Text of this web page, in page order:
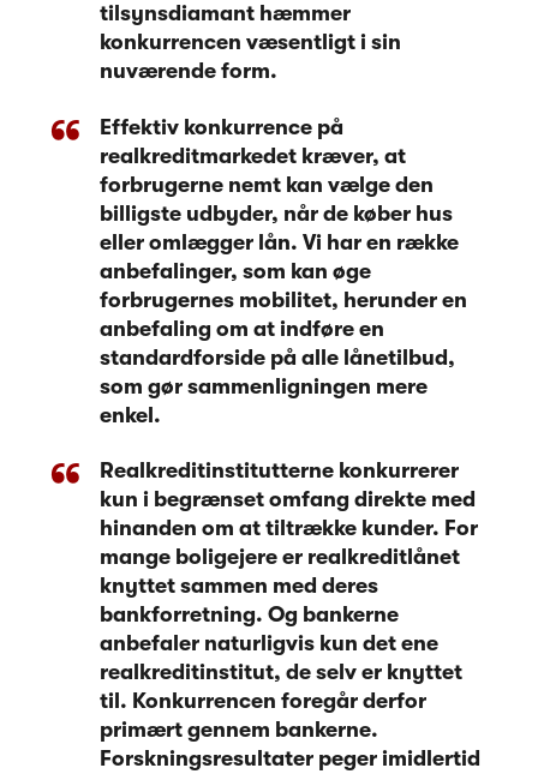
tilsynsdiamant hæmmer
konkurrencen væsentligt i sin
nuværende form.
Effektiv konkurrence på
realkreditmarkedet kræver, at
forbrugerne nemt kan vælge den
billigste udbyder, når de køber hus
eller omlægger lån. Vi har en række
anbefalinger, som kan øge
forbrugernes mobilitet, herunder en
anbefaling om at indføre en
standardforside på alle lånetilbud,
som gør sammenligningen mere
enkel.
Realkreditinstitutterne konkurrerer
kun i begrænset omfang direkte med
hinanden om at tiltrække kunder. For
mange boligejere er realkreditlånet
knyttet sammen med deres
bankforretning. Og bankerne
anbefaler naturligvis kun det ene
realkreditinstitut, de selv er knyttet
til. Konkurrencen foregår derfor
primært gennem bankerne.
Forskningsresultater peger imidlertid